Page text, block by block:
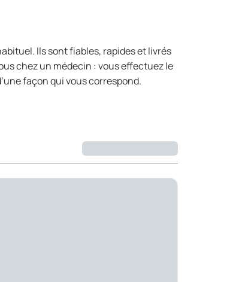
Ils sont fiables, rapides et livrés
chez un médecin : vous effectuez le
façon qui vous correspond.